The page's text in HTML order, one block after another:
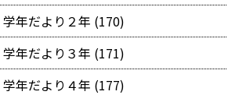
学年だより２年 (170)
学年だより３年 (171)
学年だより４年 (177)